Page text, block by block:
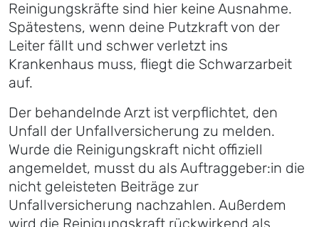
Reinigungskräfte sind hier keine Ausnahme.
Spätestens, wenn deine Putzkraft von der
Leiter fällt und schwer verletzt ins
Krankenhaus muss, fliegt die Schwarzarbeit
auf.
Der behandelnde Arzt ist verpflichtet, den
Unfall der Unfallversicherung zu melden.
Wurde die Reinigungskraft nicht offiziell
angemeldet, musst du als Auftraggeber:in die
nicht geleisteten Beiträge zur
Unfallversicherung nachzahlen. Außerdem
wird die Reinigungskraft rückwirkend als